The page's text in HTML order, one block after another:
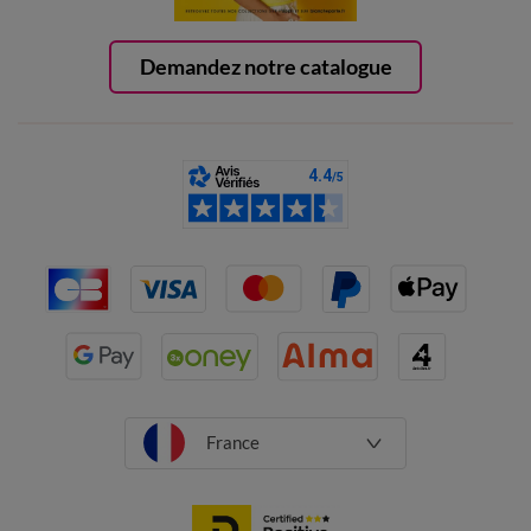
Demandez notre catalogue
France